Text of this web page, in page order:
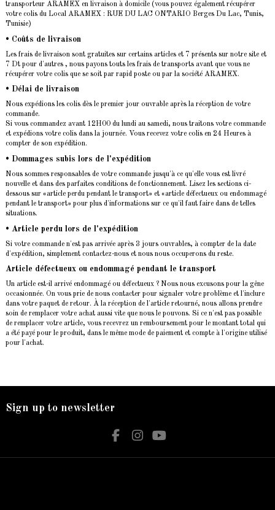
transporteur ARAMEX en livraison à domicile (vous pouvez également récupérer
votre colis du Local ARAMEX : RUE DU LAC ONTARIO Berges Du Lac, Tunis,
Tunisie)
• Coûts de livraison
Les frais de livraison sont gratuites sur certains articles et 7 présents sur notre site et
7 Dt pour d'autres , nous payons touts les frais de transports avant que vous ne
récupérer votre colis que se soit par rapid poste ou par la société ARAMEX.
• Délai de livraison
Nous expédions les colis dès le premier jour ouvrable après la réception de votre
commande.
Si vous commandez avant 12H00 du lundi au samedi, nous traitons votre commande
et expédions votre colis dans la journée. Vous recevez votre colis en 24 Heures à
compter de son expédition.
• Dommages subis lors de l'expédition
Nous sommes responsables de votre commande jusqu'à ce qu'elle vous est livré
nouvelle et dans des parfaites conditions de fonctionnement. Lisez les sections ci-
dessous sur «article perdu pendant le transport» et «article défectueux ou endommagé
pendant le transport» pour plus d'informations sur ce qu'il faut faire dans de telles
situations.
• Article perdu lors de l'expédition
Si votre commande n'est pas arrivée après 3 jours ouvrables, à compter de la date
d'expédition, simplement contactez-nous et nous nous occuperons du reste.
Article défectueux ou endommagé pendant le transport
Un article est-il arrivé endommagé ou défectueux ? Nous nous excusons pour la gêne
occasionnée. On vous prie de nous contacter pour signaler votre problème et l'inclure
dans votre paquet de retour. À la réception de l'article retourné, nous allons prendre
soin de remplacer votre achat aussi vite que nous le pouvons. Si ce n'est pas possible
de remplacer votre article, vous recevrez un remboursement pour le montant total qui
a été payé pour le produit, dans le même mode de paiement et compte à l'origine utilisé
pour l'achat.
Sign up to newsletter